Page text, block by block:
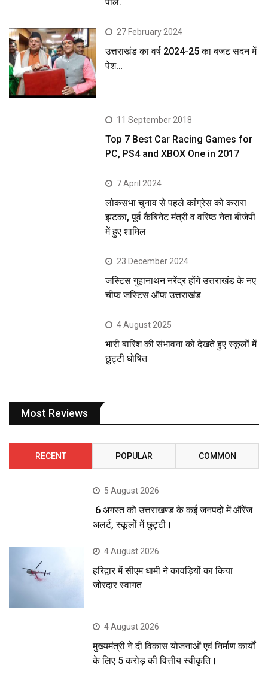
27 February 2024
उत्तराखंड का वर्ष 2024-25 का बजट सदन में
पेश…
11 September 2018
Top 7 Best Car Racing Games for
PC, PS4 and XBOX One in 2017
7 April 2024
लोकसभा चुनाव से पहले कांग्रेस को करारा
झटका, पूर्व कैबिनेट मंत्री व वरिष्ठ नेता बीजेपी
में हुए शामिल
23 December 2024
जस्टिस गुहानाथन नरेंद्र होंगे उत्तराखंड के नए
चीफ जस्टिस ऑफ उत्तराखंड
4 August 2025
भारी बारिश की संभावना को देखते हुए स्कूलों में
छुट्टी घोषित
Most Reviews
RECENT POPULAR COMMON
5 August 2026
6 अगस्त को उत्तराखण्ड के कई जनपदों में ऑरेंज
अलर्ट, स्कूलों में छुट्टी।
4 August 2026
हरिद्वार में सीएम धामी ने कावड़ियों का किया
जोरदार स्वागत
4 August 2026
मुख्यमंत्री ने दी विकास योजनाओं एवं निर्माण कार्यों
के लिए 5 करोड़ की वित्तीय स्वीकृति।